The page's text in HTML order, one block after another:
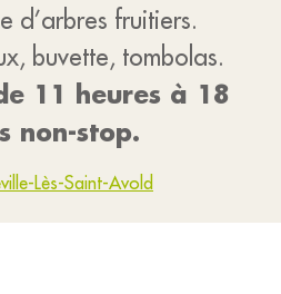
d’arbres fruitiers.
buvette, tombolas.
11 heures à 18
non-stop.
Lès-Saint-Avold